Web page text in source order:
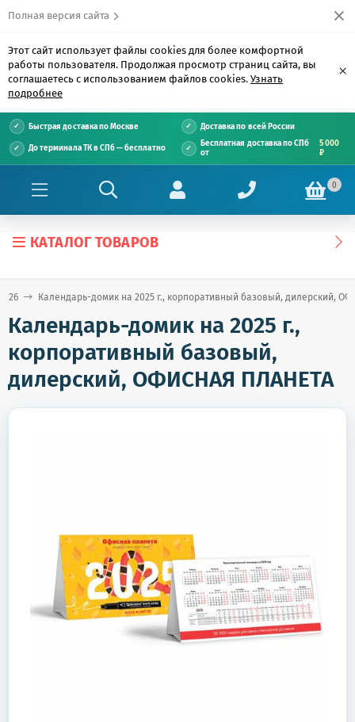
Полная версия сайта
Этот сайт использует файлы cookies для более комфортной
работы пользователя. Продолжая просмотр страниц сайта, вы
соглашаетесь с использованием файлов cookies. Узнать
подробнее
×
Быстрая доставка по Москве Доставка по всей России
До терминала ТК в СПб — бесплатно
Бесплатная доставка по СПб
от
5 000
₽
0
КАТАЛОГ ТОВАРОВ
Календарь-домик на 2025 г., корпоративный базовый, дилерский,
Календарь-домик на 2025 г.,
корпоративный базовый,
дилерский, ОФИСНАЯ ПЛАНЕТА